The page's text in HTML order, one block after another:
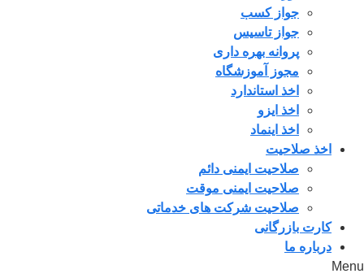
جواز کسب
جواز تاسیس
پروانه بهره داری
مجوز آموزشگاه
اخذ استاندارد
اخذ ایزو
اخذ اینماد
اخذ صلاحیت
صلاحیت ایمنی دائم
صلاحیت ایمنی موقت
صلاحیت شرکت های خدماتی
کارت بازرگانی
درباره ما
Menu